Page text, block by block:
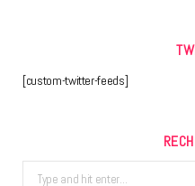
[custom-twitter-feeds]
Search